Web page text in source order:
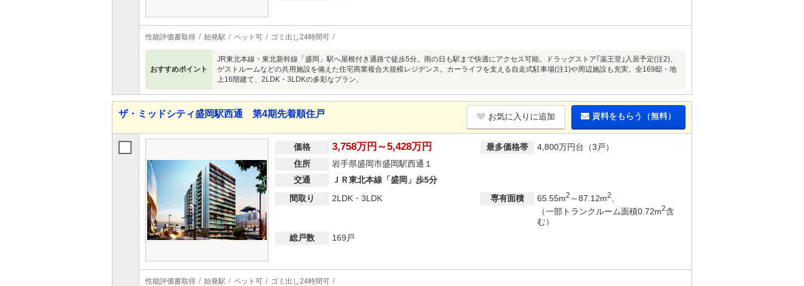
性能評価書取得 始発駅 ペット可 ゴミ出し24時間可
おすすめポイント
JR東北本線・東北新幹線「盛岡」駅へ屋根付き通路で徒歩5分。雨の日も駅まで快適にアクセス可能。ドラッグストア｢薬王堂｣入居予定(注2)、
ゲストルームなどの共用施設を備えた住宅商業複合大規模レジデンス。カーライフを支える自走式駐車場(注1)や周辺施設も充実。全169邸・地
上16階建て、2LDK・3LDKの多彩なプラン。
ザ・ミッドシティ盛岡駅西通 第4期先着順住戸 お気に入りに追加 資料をもらう（無料）
価格 3,758万円～5,428万円 最多価格帯
4,800万円台（3戸）
住所
岩手県盛岡市盛岡駅西通１
交通
ＪＲ東北本線「盛岡」歩5分
間取り
2LDK・3LDK 専有面積 65.55m2 ～87.12m2
（一部トランクルーム面積0.72m2含
む）
総戸数
169戸
性能評価書取得 始発駅 ペット可 ゴミ出し24時間可